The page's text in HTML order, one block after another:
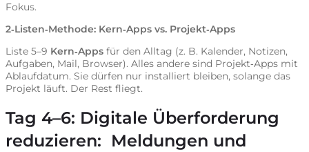
Fokus.
2‑Listen‑Methode: Kern‑Apps vs. Projekt‑Apps
Liste 5–9 Kern‑Apps für den Alltag (z. B. Kalender, Notizen,
Aufgaben, Mail, Browser). Alles andere sind Projekt‑Apps mit
Ablaufdatum. Sie dürfen nur installiert bleiben, solange das
Projekt läuft. Der Rest fliegt.
Tag 4–6: Digitale Überforderung
reduzieren: Meldungen und